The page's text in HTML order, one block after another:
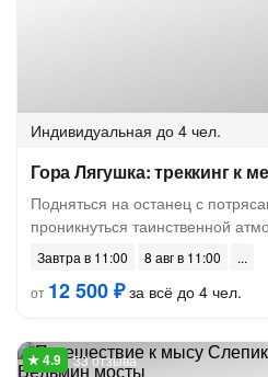
Индивидуальная до 4 чел.
Гора Лягушка: треккинг к
Подняться на останец с
проникнуться таинственной
Завтра в 11:00
8 авг в 11:00
от 12 500 ₽за всё до 4 чел.
33 отзыва